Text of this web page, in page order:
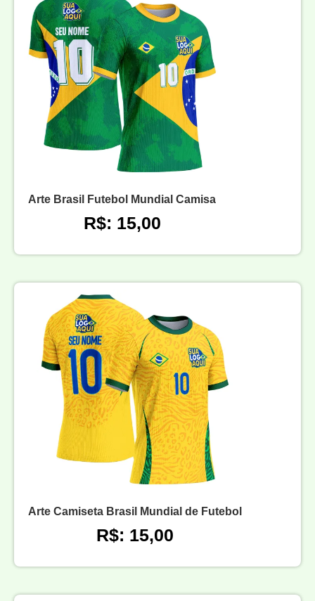
Arte Brasil Futebol Mundial Camisa
R$: 15,00
Arte Camiseta Brasil Mundial de Futebol
R$: 15,00